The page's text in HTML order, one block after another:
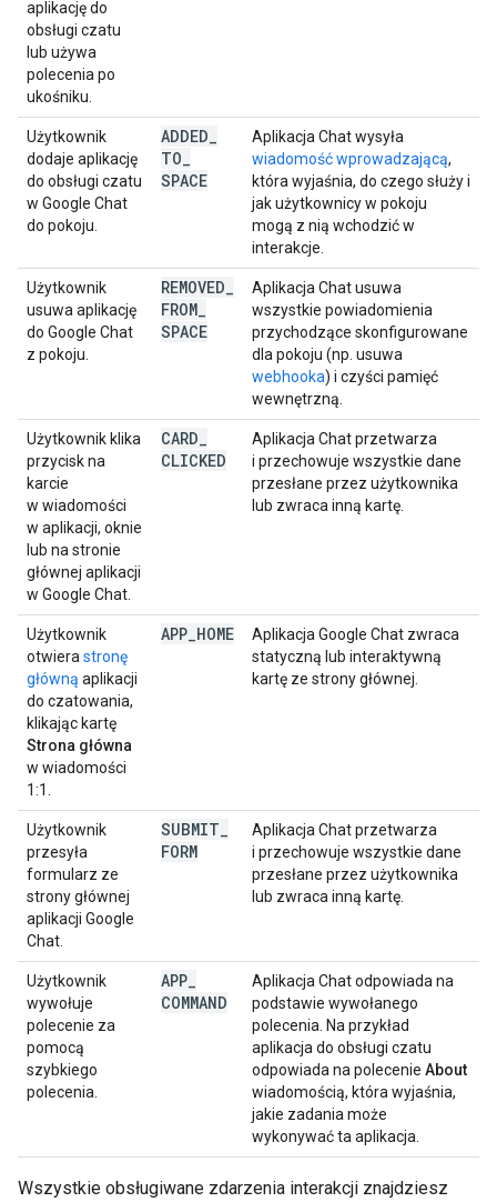
aplikację do
obsługi czatu
lub używa
polecenia po
ukośniku.
Użytkownik
dodaje aplikację
do obsługi czatu
w Google Chat
do pokoju.
ADDED
TO
SPACE
Aplikacja Chat wysyła
wiadomość wprowadzającą,
która wyjaśnia, do czego służy i
jak użytkownicy w pokoju
mogą z nią wchodzić w
interakcje.
Użytkownik
usuwa aplikację
do Google Chat
z pokoju.
REMOVED
FROM
SPACE
Aplikacja Chat usuwa
wszystkie powiadomienia
przychodzące skonfigurowane
dla pokoju (np. usuwa
webhooka) i czyści pamięć
wewnętrzną.
Użytkownik klika
przycisk na
karcie
w wiadomości
w aplikacji, oknie
lub na stronie
głównej aplikacji
w Google Chat.
CARD
CLICKED
Aplikacja Chat przetwarza
i przechowuje wszystkie dane
przesłane przez użytkownika
lub zwraca inną kartę.
Użytkownik
otwiera stronę
główną aplikacji
do czatowania,
klikając kartę
Strona główna
w wiadomości
1:1.
APP HOME
Aplikacja Google Chat zwraca
statyczną lub interaktywną
kartę ze strony głównej.
Użytkownik
przesyła
formularz ze
strony głównej
aplikacji Google
Chat.
SUBMIT
FORM
Aplikacja Chat przetwarza
i przechowuje wszystkie dane
przesłane przez użytkownika
lub zwraca inną kartę.
Użytkownik
wywołuje
polecenie za
pomocą
szybkiego
polecenia.
APP
COMMAND
Aplikacja Chat odpowiada na
podstawie wywołanego
polecenia. Na przykład
aplikacja do obsługi czatu
odpowiada na polecenie About
wiadomością, która wyjaśnia,
jakie zadania może
wykonywać ta aplikacja.
Wszystkie obsługiwane zdarzenia interakcji znajdziesz